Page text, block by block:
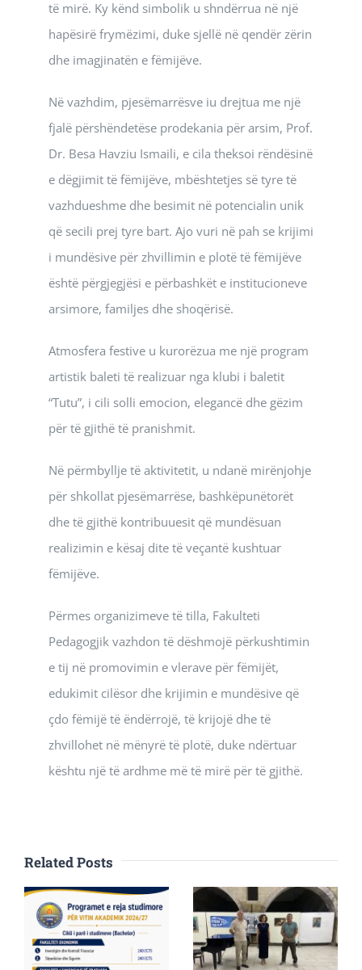
të mirë. Ky kënd simbolik u shndërrua në një
hapësirë frymëzimi, duke sjellë në qendër zërin
dhe imagjinatën e fëmijëve.
Në vazhdim, pjesëmarrësve iu drejtua me një
fjalë përshëndetëse prodekania për arsim, Prof.
Dr. Besa Havziu Ismaili, e cila theksoi rëndësinë
e dëgjimit të fëmijëve, mbështetjes së tyre të
vazhdueshme dhe besimit në potencialin unik
që secili prej tyre bart. Ajo vuri në pah se krijimi
i mundësive për zhvillimin e plotë të fëmijëve
është përgjegjësi e përbashkët e institucioneve
arsimore, familjes dhe shoqërisë.
Atmosfera festive u kurorëzua me një program
artistik baleti të realizuar nga klubi i baletit
“Tutu”, i cili solli emocion, elegancë dhe gëzim
për të gjithë të pranishmit.
Në përmbyllje të aktivitetit, u ndanë mirënjohje
për shkollat pjesëmarrëse, bashkëpunëtorët
dhe të gjithë kontribuuesit që mundësuan
realizimin e kësaj dite të veçantë kushtuar
fëmijëve.
Përmes organizimeve të tilla, Fakulteti
Pedagogjik vazhdon të dëshmojë përkushtimin
e tij në promovimin e vlerave për fëmijët,
edukimit cilësor dhe krijimin e mundësive që
çdo fëmijë të ëndërrojë, të krijojë dhe të
zhvillohet në mënyrë të plotë, duke ndërtuar
kështu një të ardhme më të mirë për të gjithë.
Related Posts